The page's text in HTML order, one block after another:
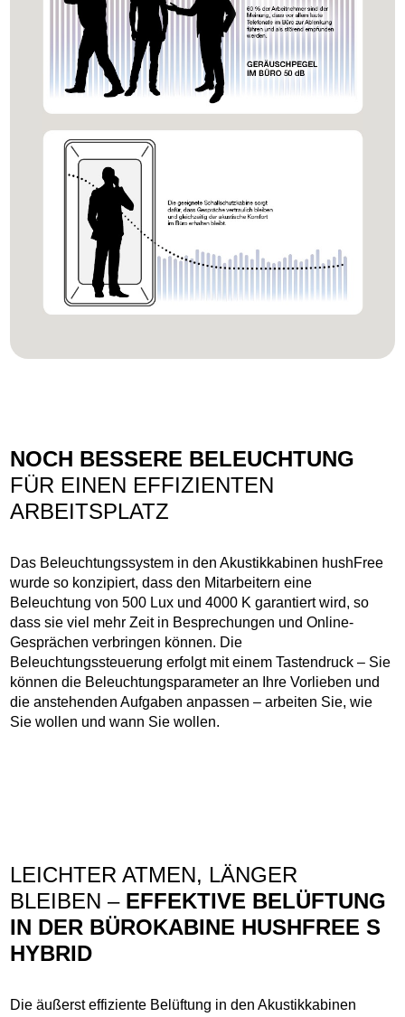
NOCH BESSERE BELEUCHTUNG
FÜR EINEN EFFIZIENTEN
ARBEITSPLATZ
Das Beleuchtungssystem in den Akustikkabinen hushFree
wurde so konzipiert, dass den Mitarbeitern eine
Beleuchtung von 500 Lux und 4000 K garantiert wird, so
dass sie viel mehr Zeit in Besprechungen und Online-
Gesprächen verbringen können. Die
Beleuchtungssteuerung erfolgt mit einem Tastendruck – Sie
können die Beleuchtungsparameter an Ihre Vorlieben und
die anstehenden Aufgaben anpassen – arbeiten Sie, wie
Sie wollen und wann Sie wollen.
LEICHTER ATMEN, LÄNGER
BLEIBEN –EFFEKTIVE BELÜFTUNG
IN DER BÜROKABINE HUSHFREE S
HYBRID
Die äußerst effiziente Belüftung in den Akustikkabinen